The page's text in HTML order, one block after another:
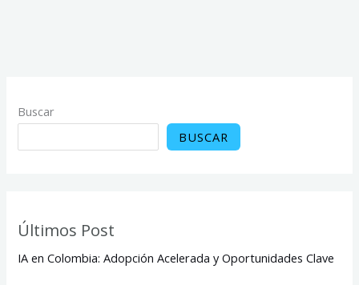
Buscar
BUSCAR
Últimos Post
IA en Colombia: Adopción Acelerada y Oportunidades Clave